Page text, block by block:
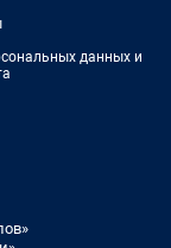
данных и